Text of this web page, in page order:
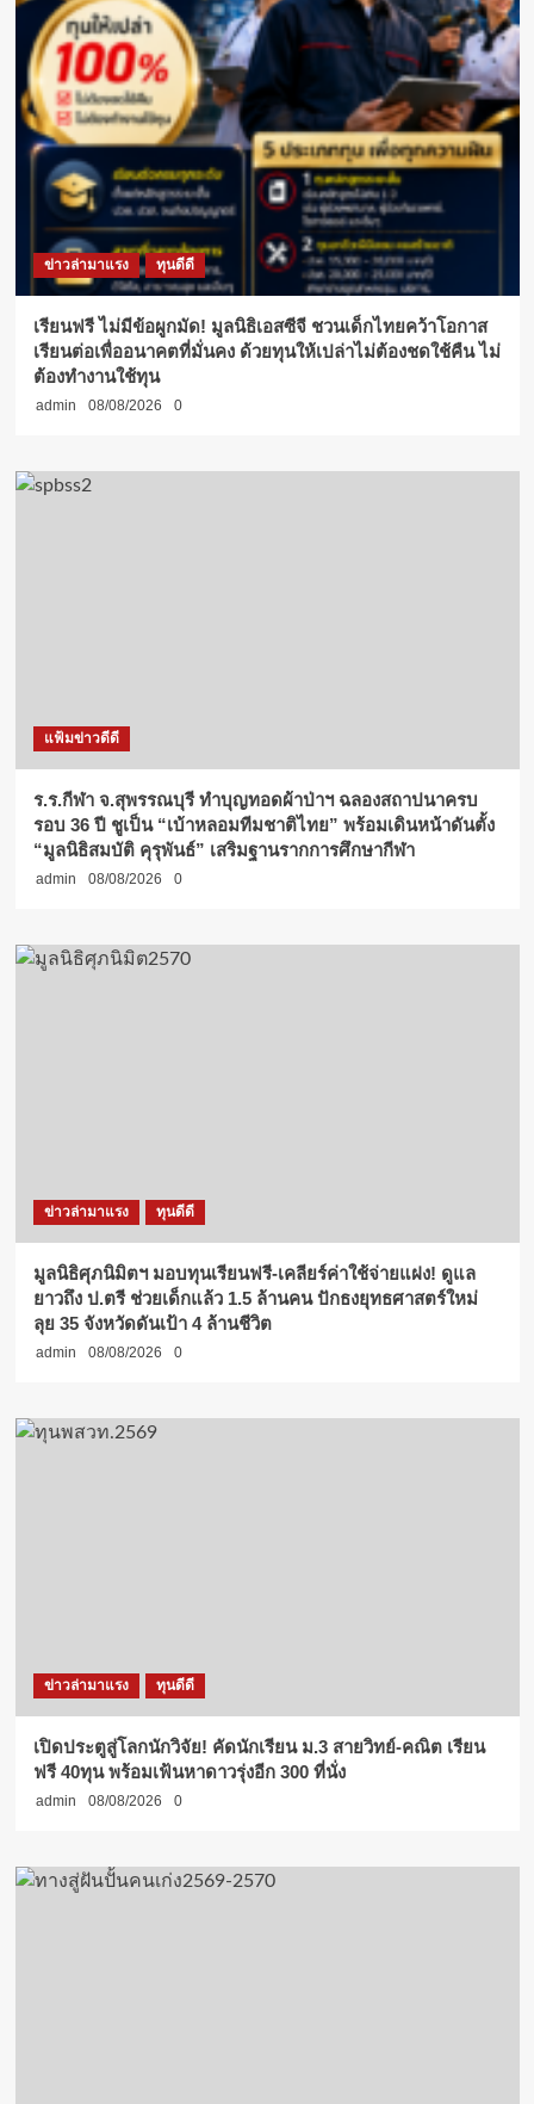
ข่าวล่ามาแรง ทุนดีดี
เรียนฟรี ไม่มีข้อผูกมัด! มูลนิธิเอสซีจี ชวนเด็กไทยคว้าโอกาส
เรียนต่อเพื่ออนาคตที่มั่นคง ด้วยทุนให้เปล่าไม่ต้องชดใช้คืน ไม่
ต้องทำงานใช้ทุน
admin 08/08/2026 0
แฟ้มข่าวดีดี
ร.ร.กีฬา จ.สุพรรณบุรี ทำบุญทอดผ้าป่าฯ ฉลองสถาปนาครบ
รอบ 36 ปี ชูเป็น “เบ้าหลอมทีมชาติไทย” พร้อมเดินหน้าดันตั้ง
“มูลนิธิสมบัติ คุรุพันธ์” เสริมฐานรากการศึกษากีฬา
admin 08/08/2026 0
ข่าวล่ามาแรง ทุนดีดี
มูลนิธิศุภนิมิตฯ มอบทุนเรียนฟรี-เคลียร์ค่าใช้จ่ายแฝง! ดูแล
ยาวถึง ป.ตรี ช่วยเด็กแล้ว 1.5 ล้านคน ปักธงยุทธศาสตร์ใหม่
ลุย 35 จังหวัดดันเป้า 4 ล้านชีวิต
admin 08/08/2026 0
ข่าวล่ามาแรง ทุนดีดี
เปิดประตูสู่โลกนักวิจัย! คัดนักเรียน ม.3 สายวิทย์-คณิต เรียน
ฟรี 40ทุน พร้อมเฟ้นหาดาวรุ่งอีก 300 ที่นั่ง
admin 08/08/2026 0